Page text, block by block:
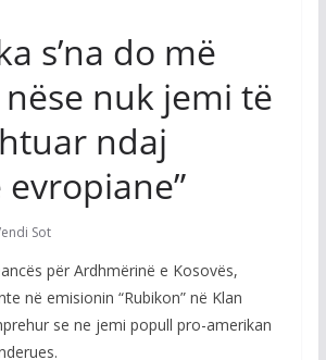
s’na do më
nuk jemi të
ndaj
Sot
për Ardhmërinë e Kosovës,
në emisionin “Rubikon” në Klan
se ne jemi popull pro-amerikan